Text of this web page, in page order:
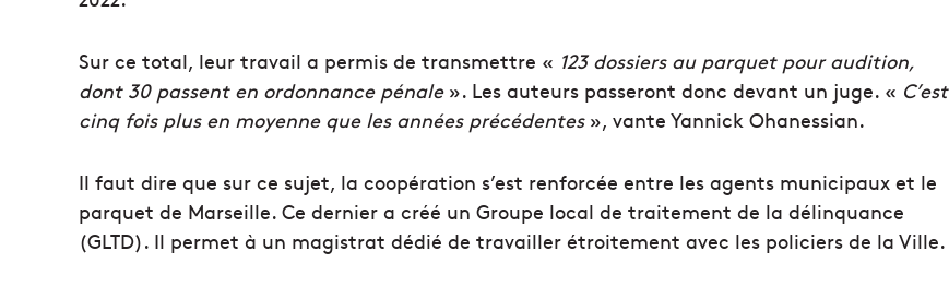
Sur ce total, leur travail a permis de transmettre « 123 dossiers au parquet pour audition,
dont 30 passent en ordonnance pénale». Les auteurs passeront donc devant un juge. « C’est
cinq fois plus en moyenne que les années précédentes», vante Yannick Ohanessian.
Il faut dire que sur ce sujet, la coopération s’est renforcée entre les agents municipaux et le
parquet de Marseille. Ce dernier a créé un Groupe local de traitement de la délinquance
(GLTD). Il permet à un magistrat dédié de travailler étroitement avec les policiers de la Ville.